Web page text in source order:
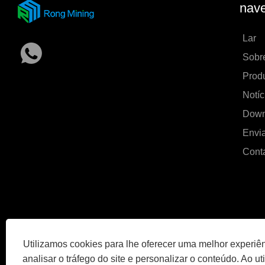
Utilizamos cookies para lhe oferecer uma melhor
analisar o tráfego do site e personalizar o conteúdo. Ao
Lar